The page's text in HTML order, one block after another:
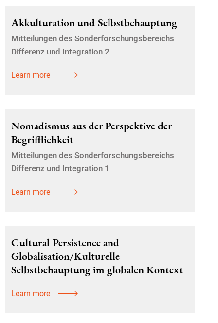
Akkulturation und Selbstbehauptung
Mitteilungen des Sonderforschungsbereichs
Differenz und Integration 2
Learn more
Nomadismus aus der Perspektive der
Begrifflichkeit
Mitteilungen des Sonderforschungsbereichs
Differenz und Integration 1
Learn more
Cultural Persistence and
Globalisation/Kulturelle
Selbstbehauptung im globalen Kontext
Learn more